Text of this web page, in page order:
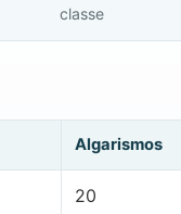
classe
Algarismos
20